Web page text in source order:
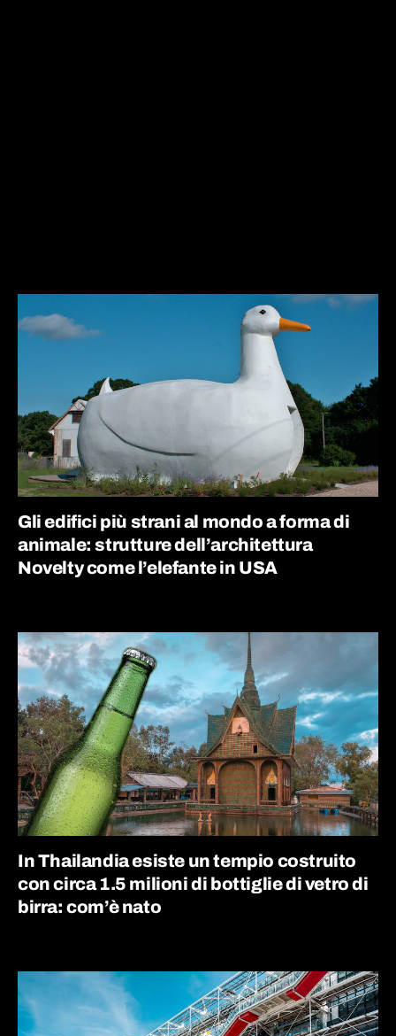
Gli edifici più strani al mondo a forma di
animale: strutture dell’architettura
Novelty come l’elefante in USA
In Thailandia esiste un tempio costruito
con circa 1.5 milioni di bottiglie di vetro di
birra: com’è nato